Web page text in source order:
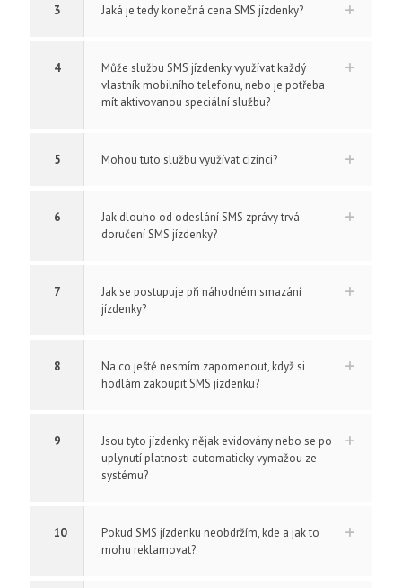
3 Jaká je tedy konečná cena SMS jízdenky?
4
Může službu SMS jízdenky využívat každý
vlastník mobilního telefonu, nebo je potřeba
mít aktivovanou speciální službu?
5 Mohou tuto službu využívat cizinci?
6
Jak dlouho od odeslání SMS zprávy trvá
doručení SMS jízdenky?
7
Jak se postupuje při náhodném smazání
jízdenky?
8
Na co ještě nesmím zapomenout, když si
hodlám zakoupit SMS jízdenku?
9
Jsou tyto jízdenky nějak evidovány nebo se po
uplynutí platnosti automaticky vymažou ze
systému?
10
Pokud SMS jízdenku neobdržím, kde a jak to
mohu reklamovat?